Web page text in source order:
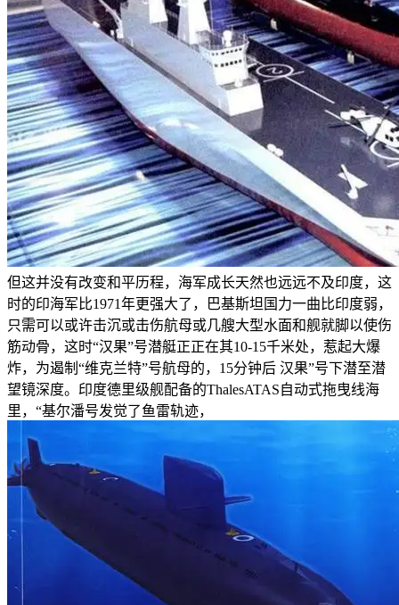
但这并没有改变和平历程，海军成长天然也远远不及印度，这
时的印海军比1971年更强大了，巴基斯坦国力一曲比印度弱，
只需可以或许击沉或击伤航母或几艘大型水面和舰就脚以使伤
筋动骨，这时“汉果”号潜艇正正在其10-15千米处，惹起大爆
炸，为遏制“维克兰特”号航母的，15分钟后 汉果”号下潜至潜
望镜深度。印度德里级舰配备的ThalesATAS自动式拖曳线海
里，“基尔潘号发觉了鱼雷轨迹，